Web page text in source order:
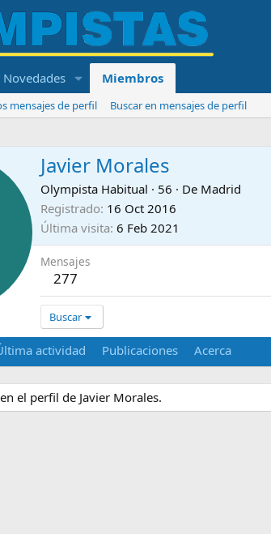
Novedades Miembros
mensajes de perfil
Buscar en mensajes de perfil
Javier Morales
Olympista Habitual · 56 · De Madrid
Registrado 16 Oct 2016
Última visita 6 Feb 2021
Mensajes
277
Buscar
actividad Publicaciones Acerca
el perfil de Javier Morales.